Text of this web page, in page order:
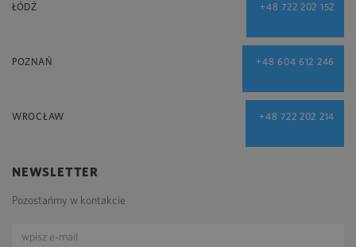
ŁÓDŹ +48 722 202 152
POZNAŃ +48 604 612 246
WROCŁAW +48 722 202 214
NEWSLETTER
Pozostańmy w kontakcie